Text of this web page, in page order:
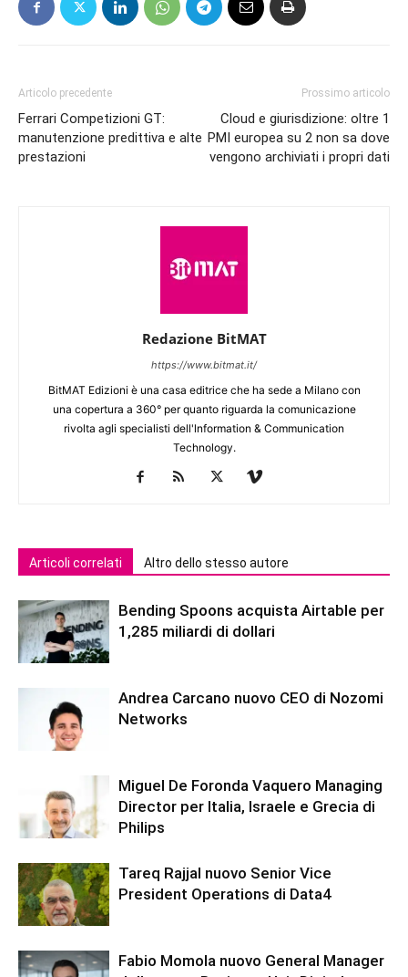
Articolo precedente
Ferrari Competizioni GT:
manutenzione predittiva e alte
prestazioni
Prossimo articolo
Cloud e giurisdizione: oltre 1
PMI europea su 2 non sa dove
vengono archiviati i propri dati
Redazione BitMAT
https://www.bitmat.it/
BitMAT Edizioni è una casa editrice che ha sede a Milano con
una copertura a 360° per quanto riguarda la comunicazione
rivolta agli specialisti dell'lnformation & Communication
Technology.
Articoli correlati Altro dello stesso autore
Bending Spoons acquista Airtable per
1,285 miliardi di dollari
Andrea Carcano nuovo CEO di Nozomi
Networks
Miguel De Foronda Vaquero Managing
Director per Italia, Israele e Grecia di
Philips
Tareq Rajjal nuovo Senior Vice
President Operations di Data4
Fabio Momola nuovo General Manager